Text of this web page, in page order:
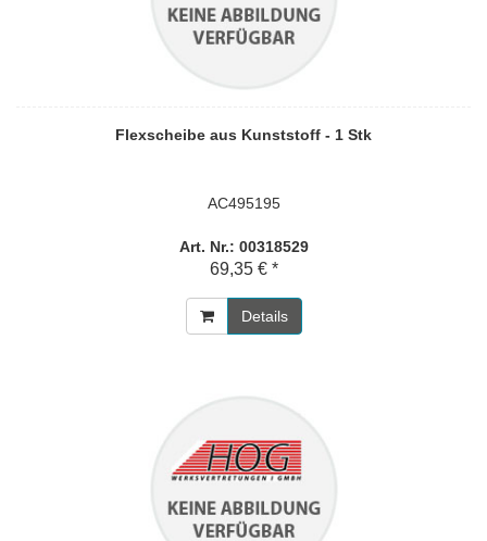
Flexscheibe aus Kunststoff - 1 Stk
AC495195
Art. Nr.: 00318529
69,35 € *
Details